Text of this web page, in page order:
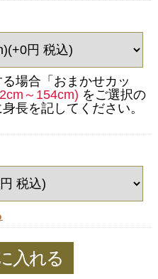
場合「おまかせカッ
～154cm) をご選択の
長を記してください。